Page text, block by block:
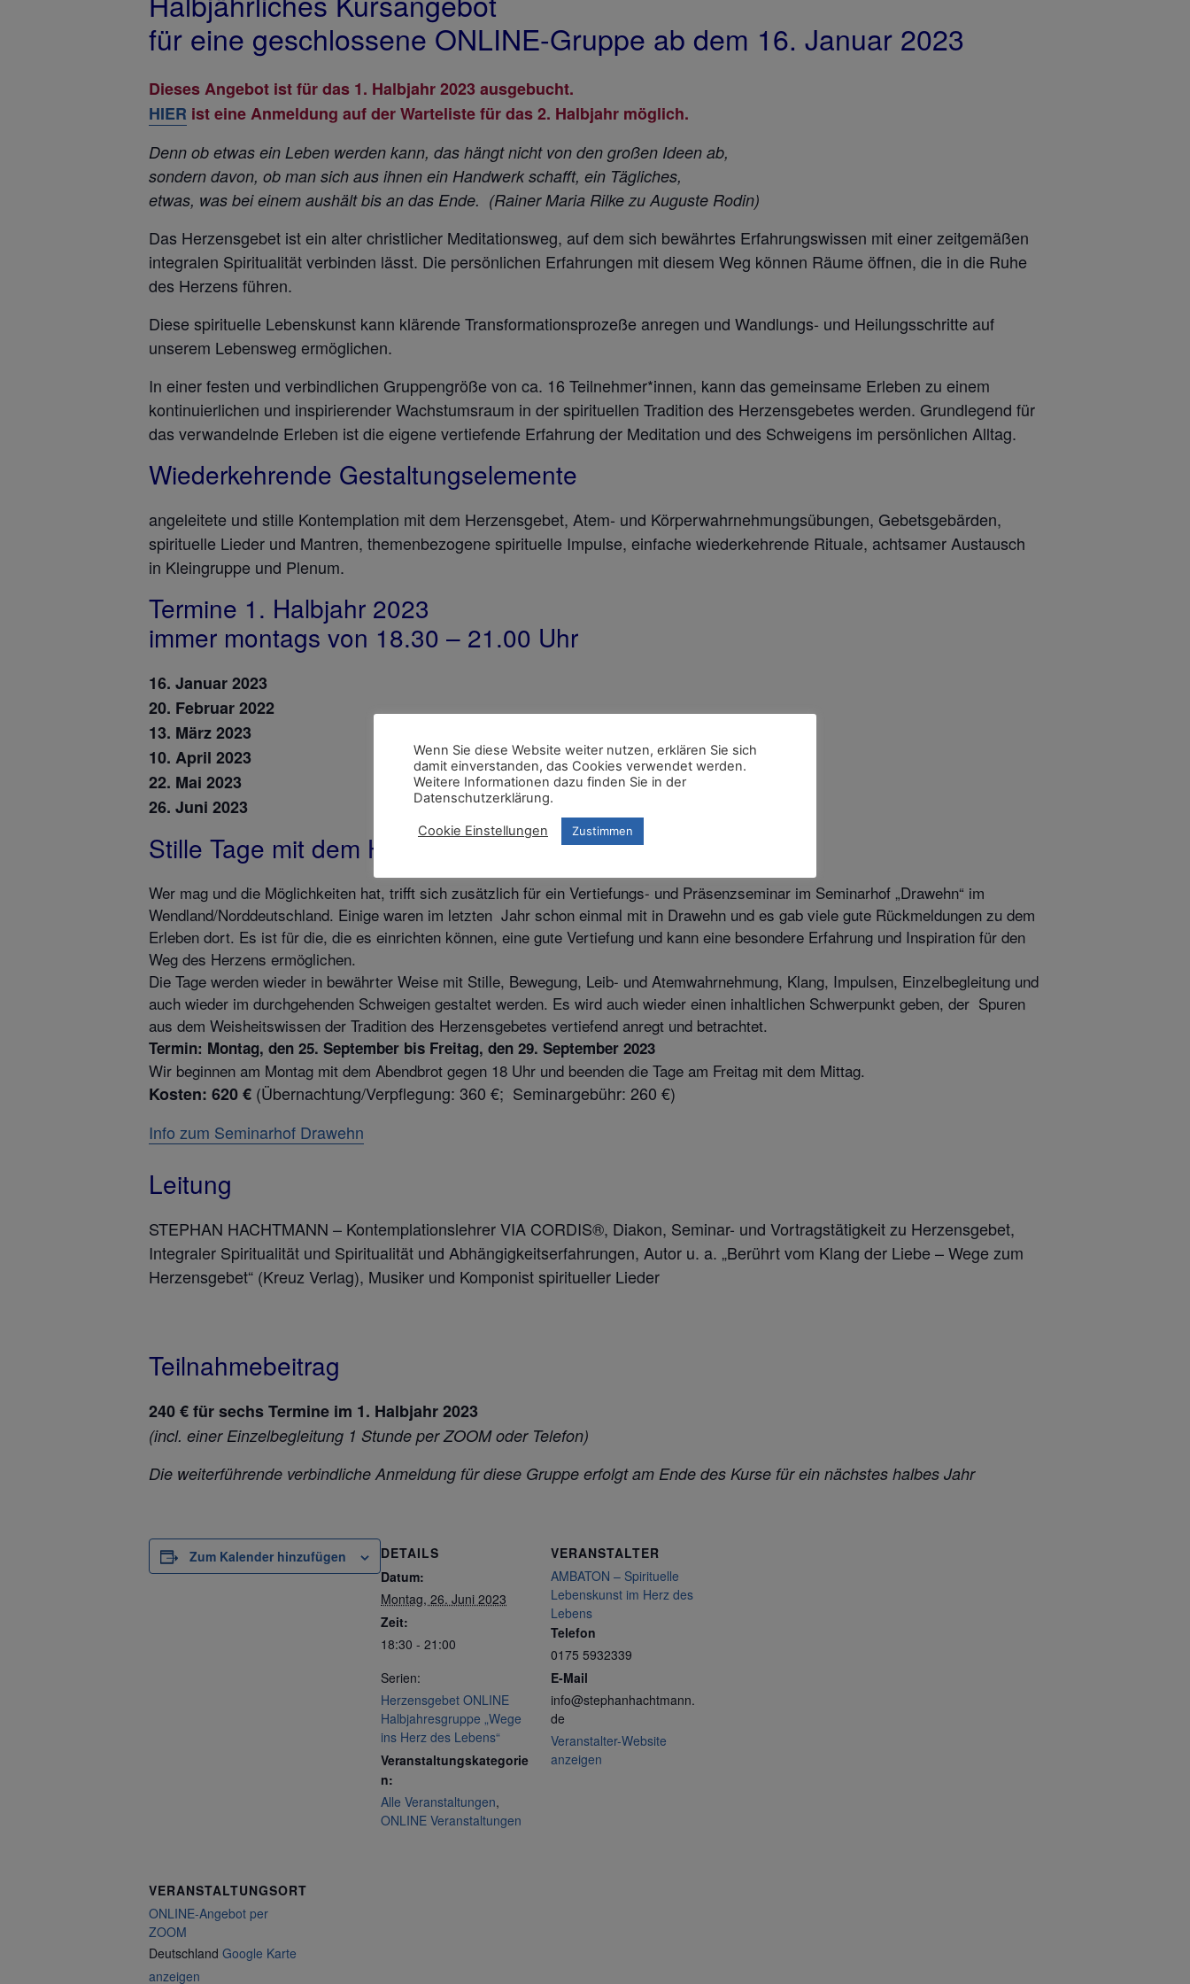
für eine geschlossene ONLINE-Gruppe ab dem 16. Januar 2023
Dieses Angebot ist für das 1. Halbjahr 2023 ausgebucht.
HIER ist eine Anmeldung auf der Warteliste für das 2. Halbjahr möglich.
Denn ob etwas ein Leben werden kann, das hängt nicht von den großen Ideen ab,
sondern davon, ob man sich aus ihnen ein Handwerk schafft, ein Tägliches,
etwas, was bei einem aushält bis an das Ende. (Rainer Maria Rilke zu Auguste Rodin)
Das Herzensgebet ist ein alter christlicher Meditationsweg, auf dem sich bewährtes Erfahrungswissen mit einer zeitgemäßen
integralen Spiritualität verbinden lässt. Die persönlichen Erfahrungen mit diesem Weg können Räume öffnen, die in die Ruhe
des Herzens führen.
Diese spirituelle Lebenskunst kann klärende Transformationsprozeße anregen und Wandlungs- und Heilungsschritte auf
unserem Lebensweg ermöglichen.
In einer festen und verbindlichen Gruppengröße von ca. 16 Teilnehmer*innen, kann das gemeinsame Erleben zu einem
kontinuierlichen und inspirierender Wachstumsraum in der spirituellen Tradition des Herzensgebetes werden. Grundlegend für
das verwandelnde Erleben ist die eigene vertiefende Erfahrung der Meditation und des Schweigens im persönlichen Alltag.
Wiederkehrende Gestaltungselemente
angeleitete und stille Kontemplation mit dem Herzensgebet, Atem- und Körperwahrnehmungsübungen, Gebetsgebärden,
spirituelle Lieder und Mantren, themenbezogene spirituelle Impulse, einfache wiederkehrende Rituale, achtsamer Austausch
in Kleingruppe und Plenum.
Termine 1. Halbjahr 2023
immer montags von 18.30 – 21.00 Uhr
16. Januar 2023
20. Februar 2022
13. März 2023
10. April 2023
22. Mai 2023
26. Juni 2023
Stille Tage mit dem Herzensgebet – Präsenzseminar
Wer mag und die Möglichkeiten hat, trifft sich zusätzlich für ein Vertiefungs- und Präsenzseminar im Seminarhof „Drawehn“ im
Wendland/Norddeutschland. Einige waren im letzten Jahr schon einmal mit in Drawehn und es gab viele gute Rückmeldungen zu dem
Erleben dort. Es ist für die, die es einrichten können, eine gute Vertiefung und kann eine besondere Erfahrung und Inspiration für den
Weg des Herzens ermöglichen.
Die Tage werden wieder in bewährter Weise mit Stille, Bewegung, Leib- und Atemwahrnehmung, Klang, Impulsen, Einzelbegleitung und
auch wieder im durchgehenden Schweigen gestaltet werden. Es wird auch wieder einen inhaltlichen Schwerpunkt geben, der Spuren
aus dem Weisheitswissen der Tradition des Herzensgebetes vertiefend anregt und betrachtet.
Termin: Montag, den 25. September bis Freitag, den 29. September 2023
Wir beginnen am Montag mit dem Abendbrot gegen 18 Uhr und beenden die Tage am Freitag mit dem Mittag.
Kosten: 620 € (Übernachtung/Verpflegung: 360 €; Seminargebühr: 260 €)
Info zum Seminarhof Drawehn
Leitung
STEPHAN HACHTMANN – Kontemplationslehrer VIA CORDIS®, Diakon, Seminar- und Vortragstätigkeit zu Herzensgebet,
Integraler Spiritualität und Spiritualität und Abhängigkeitserfahrungen, Autor u. a. „Berührt vom Klang der Liebe – Wege zum
Herzensgebet“ (Kreuz Verlag), Musiker und Komponist spiritueller Lieder
Teilnahmebeitrag
240 € für sechs Termine im 1. Halbjahr 2023
(incl. einer Einzelbegleitung 1 Stunde per ZOOM oder Telefon)
Die weiterführende verbindliche Anmeldung für diese Gruppe erfolgt am Ende des Kurse für ein nächstes halbes Jahr
Zum Kalender hinzufügen
DETAILS
Datum:
Montag, 26. Juni 2023
Zeit:
18:30 - 21:00
Serien:
Herzensgebet ONLINE
Halbjahresgruppe „Wege
ins Herz des Lebens“
Veranstaltungskategorie
n:
Alle Veranstaltungen,
ONLINE Veranstaltungen
VERANSTALTER
AMBATON – Spirituelle
Lebenskunst im Herz des
Lebens
Telefon
0175 5932339
E-Mail
info@stephanhachtmann.
de
Veranstalter-Website
anzeigen
VERANSTALTUNGSORT
ONLINE-Angebot per
ZOOM
Deutschland Google Karte
anzeigen
Wenn Sie diese Website weiter nutzen, erklären Sie sich
damit einverstanden, das Cookies verwendet werden.
Weitere Informationen dazu finden Sie in der
Datenschutzerklärung.
Cookie Einstellungen Zustimmen